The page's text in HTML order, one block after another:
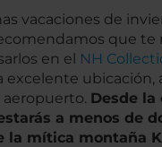
vacaciones de
que te
en el NH
excelente ubicación,
Desde la
a menos de
la mítica montaña